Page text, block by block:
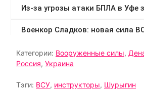
Категории: Вооруженные силы,
Россия, Украина
Тэги: ВСУ, инструкторы, Шурыгин